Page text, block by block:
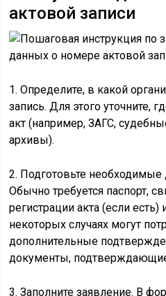
актовой записи
1. Определите, в какой
запись. Для этого уточните,
акт (например, ЗАГС,
архивы).
2. Подготовьте
Обычно требуется паспорт,
регистрации акта (если
некоторых случаях могут
дополнительные
документы,
3. Заполните заявление. В